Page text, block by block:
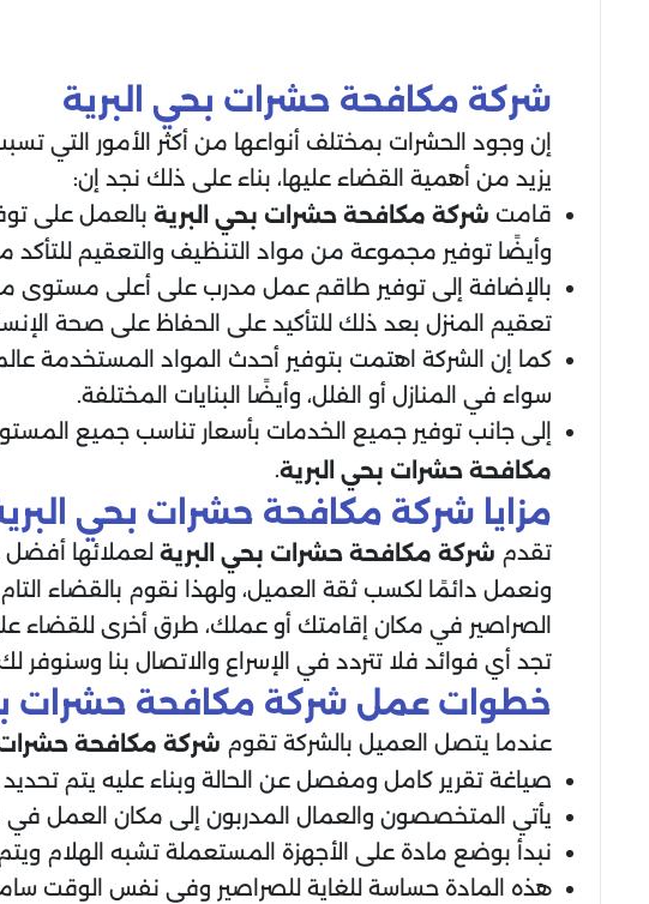
شركة مكافحة حشرات بحي البرية
إن وجود الحشرات بمختلف أنواعها من أكثر الأمور التي
يزيد من أهمية القضاء عليها، بناء على ذلك نجد إن:
قامت شركة مكافحة حشرات بحي البرية بالعمل على
وأيضًا توفير مجموعة من مواد التنظيف والتعقيم للتأكد
بالإضافة إلى توفير طاقم عمل مدرب على أعلى مستوى من
تعقيم المنزل بعد ذلك للتأكيد على الحفاظ على صحة
كما إن الشركة اهتمت بتوفير أحدث المواد المستخدمة
سواء في المنازل أو الفلل، وأيضًا البنايات المختلفة.
إلى جانب توفير جميع الخدمات بأسعار تناسب جميع
مكافحة حشرات بحي البرية.
مزايا شركة مكافحة حشرات بحي
تقدم شركة مكافحة حشرات بحي البرية لعملائها أفضل
ونعمل دائمًا لكسب ثقة العميل، ولهذا نقوم بالقضاء
الصراصير في مكان إقامتك أو عملك، طرق أخرى للقضاء
تجد أي فوائد فلا تتردد في الإسراع والاتصال بنا
خطوات عمل شركة مكافحة حشرات
عندما يتصل العميل بالشركة تقوم شركة مكافحة حشرات
صياغة تقرير كامل ومفصل عن الحالة وبناء عليه يتم
يأتي المتخصصون والعمال المدربون إلى مكان العمل في
نبدأ بوضع مادة على الأجهزة المستعملة تشبه الهلام
هذه المادة حساسة للغاية للصراصير وفي نفس الوقت